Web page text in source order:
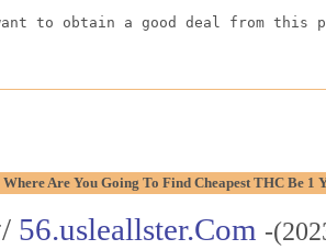
to obtain a good deal from this
Where Are You Going To Find Cheapest THC Be 1
56.usleallster.Com -